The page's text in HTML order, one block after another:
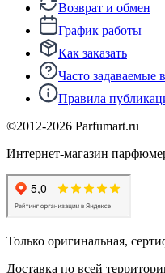
Возврат и обмен
График работы
Как заказать
Часто задаваемые
Правила
©2012-2026 Parfumart.ru
Интернет-магазин
Только оригинальная,
Доставка по всей